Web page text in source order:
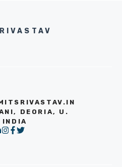
DEORIA, U.
INDIA